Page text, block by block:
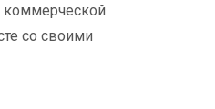
коммерческой
со своими